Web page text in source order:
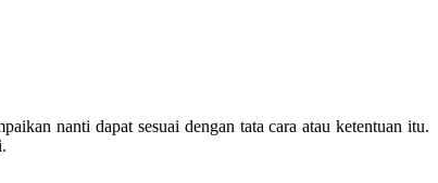
nanti dapat sesuai dengan tata cara atau ketentuan itu.